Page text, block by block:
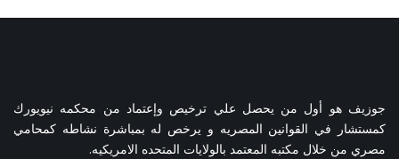
جوزيف هو أول من يحصل علي ترخيص وإعتماد من محكمه نيويورك
كمستشار في القوانين المصريه و يرخص له بمباشرة نشاطه كمحامي
مصري من خلال مكتبه المعتمد بالولايات المتحده الامريكيه.